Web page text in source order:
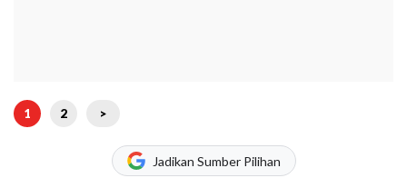
1 2 >
Jadikan Sumber Pilihan